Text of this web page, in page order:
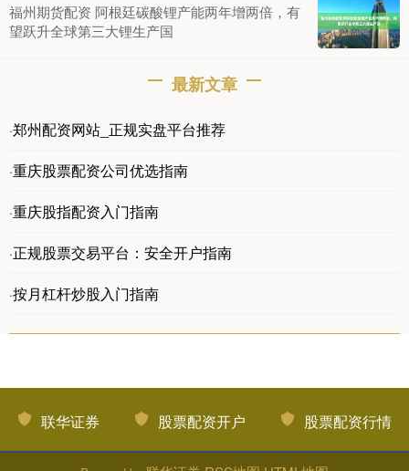
福州期货配资 阿根廷碳酸锂产能两年增两倍，有
望跃升全球第三大锂生产国
最新文章
·郑州配资网站_正规实盘平台推荐
·重庆股票配资公司优选指南
·重庆股指配资入门指南
·正规股票交易平台：安全开户指南
·按月杠杆炒股入门指南
联华证券 股票配资开户 股票配资行情